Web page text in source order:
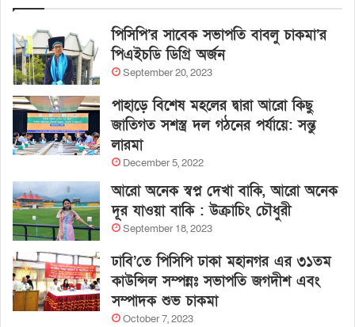
পিসিপি’র সাবেক সভাপতি বাবলু চাকমা’র
পিএইচডি ডিগ্রি অর্জন
September 20, 2023
পাহাড়ে বিশেষ মহলের দ্বারা আরো কিছু
জাতিগত সশস্ত্র দল গঠনের পর্যায়ে: সন্তু
লারমা
December 5, 2022
আরো অনেক স্বপ্ন দেখা বাকি, আরো অনেক
দূর যাওয়া বাকি : উক্রাচিং চৌধুরী
September 18, 2023
ঢাবি’তে পিসিপি ঢাকা মহানগর এর ৩১তম
কাউন্সিল সম্পন্নঃ সভাপতি জগদীশ এবং
সম্পাদক শুভ চাকমা
October 7, 2023